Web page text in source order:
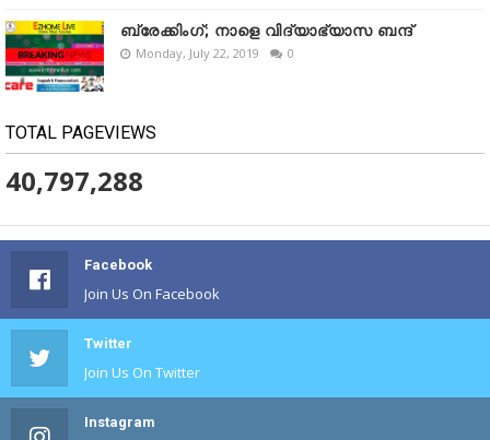
ബ്രേക്കിംഗ്; നാളെ വിദ്യാഭ്യാസ ബന്ദ്
Monday, July 22, 2019 0
TOTAL PAGEVIEWS
40,797,288
Facebook
Join Us On Facebook
Twitter
Join Us On Twitter
Instagram